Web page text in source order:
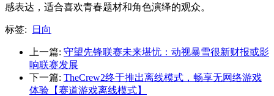
感表达，适合喜欢青春题材和角色演绎的观众。
标签: 日向
上一篇: 守望先锋联赛未来堪忧：动视暴雪很新财报或影
响联赛发展
下一篇: TheCrew2终于推出离线模式，畅享无网络游戏
体验【赛道游戏离线模式】